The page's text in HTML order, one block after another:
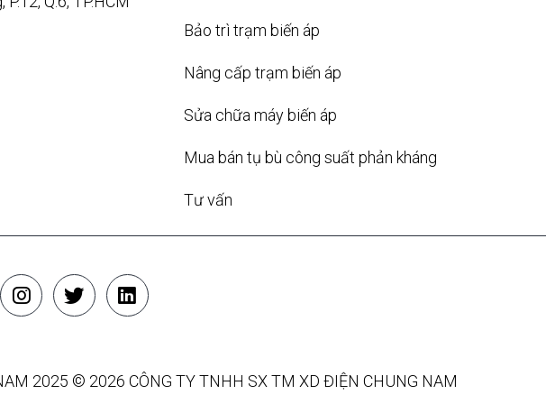
Bảo trì trạm biến áp
Nâng cấp trạm biến áp
Sửa chữa máy biến áp
Mua bán tụ bù công suất phản kháng
Tư vấn
2025 © 2026 CÔNG TY TNHH SX TM XD ĐIỆN CHUNG NAM